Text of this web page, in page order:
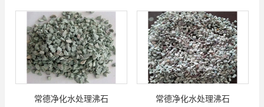
常德净化水处理沸石 常德净化水处理沸石